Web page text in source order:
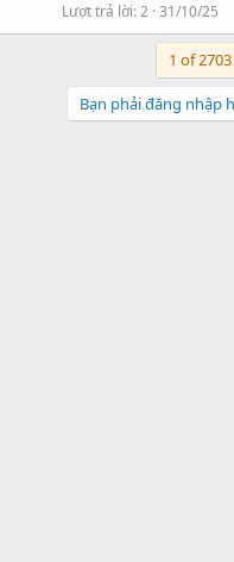
Lượt trả lời 2 31/10/25
1 of 2703
Bạn phải đăng nhập